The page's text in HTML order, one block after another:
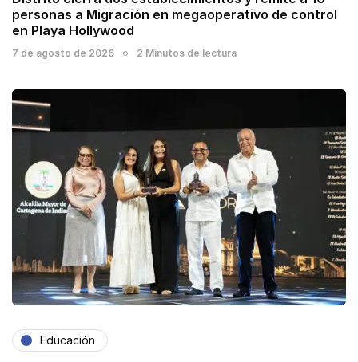
personas a Migración en megaoperativo de control
en Playa Hollywood
7 de agosto de 2026 2 Minutos de lectura
Educación